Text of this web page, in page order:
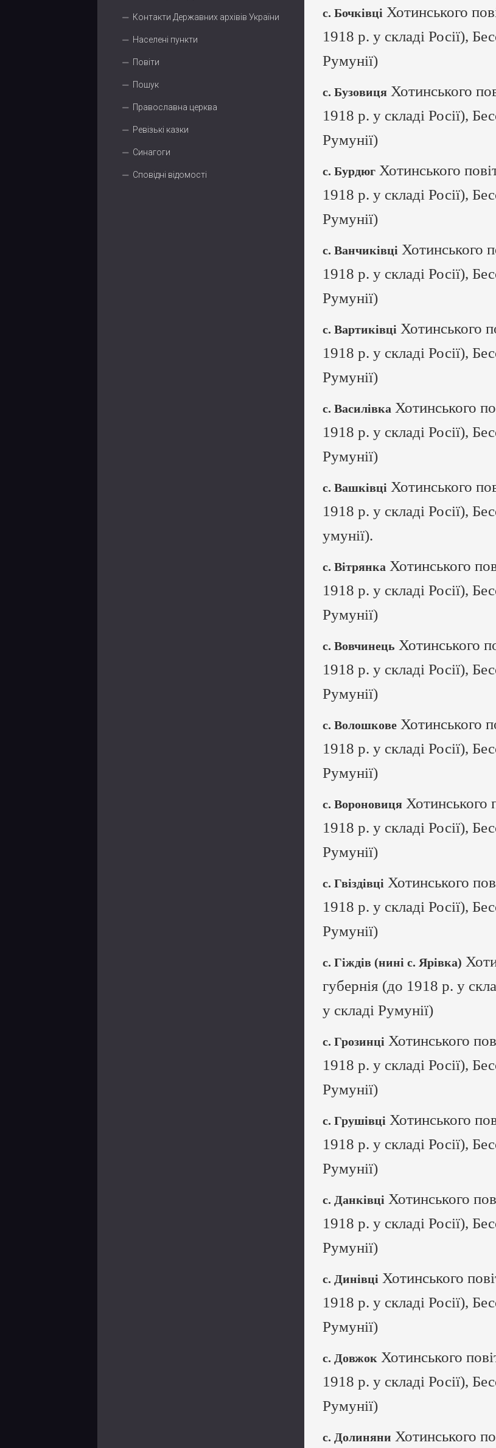
Контакти Державних архівів України
Населені пункти
Повіти
Пошук
Православна церква
Ревізькі казки
Синагоги
Сповідні відомості
с. Бочківці Хотинського
1918 р. у складі Росії),
Румунії)
с. Бузовиця Хотинського
1918 р. у складі Росії),
Румунії)
с. Бурдюг Хотинського
1918 р. у складі Росії),
Румунії)
с. Ванчиківці Хотинського
1918 р. у складі Росії),
Румунії)
с. Вартиківці Хотинського
1918 р. у складі Росії),
Румунії)
с. Василівка Хотинського
1918 р. у складі Росії),
Румунії)
с. Вашківці Хотинського
1918 р. у складі Росії),
умунії).
с. Вітрянка Хотинського
1918 р. у складі Росії),
Румунії)
с. Вовчинець Хотинського
1918 р. у складі Росії),
Румунії)
с. Волошкове Хотинського
1918 р. у складі Росії),
Румунії)
с. Вороновиця Хотинського
1918 р. у складі Росії),
Румунії)
с. Гвіздівці Хотинського
1918 р. у складі Росії),
Румунії)
с. Гіждів (нині с. Ярівка)
губернія (до 1918 р. у
у складі Румунії)
с. Грозинці Хотинського
1918 р. у складі Росії),
Румунії)
с. Грушівці Хотинського
1918 р. у складі Росії),
Румунії)
с. Данківці Хотинського
1918 р. у складі Росії),
Румунії)
с. Динівці Хотинського
1918 р. у складі Росії),
Румунії)
с. Довжок Хотинського
1918 р. у складі Росії),
Румунії)
с. Долиняни Хотинського